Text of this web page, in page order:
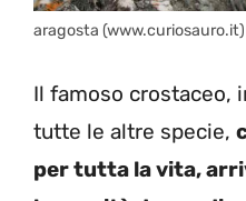
aragosta (www.curiosauro.it)
Il famoso crostaceo,
tutte le altre specie,
per tutta la vita,